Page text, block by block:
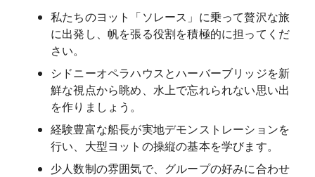
私たちのヨット「ソレース」に乗って贅沢な旅
に出発し、帆を張る役割を積極的に担ってくだ
さい。
シドニーオペラハウスとハーバーブリッジを新
鮮な視点から眺め、水上で忘れられない思い出
を作りましょう。
経験豊富な船長が実地デモンストレーションを
行い、大型ヨットの操縦の基本を学びます。
少人数制の雰囲気で、グループの好みに合わせ